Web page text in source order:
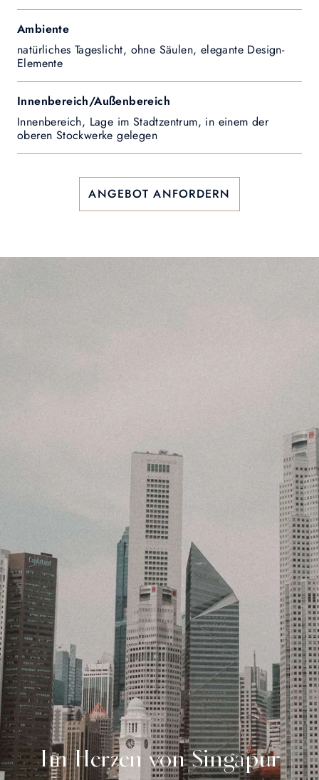
Ambiente
natürliches Tageslicht, ohne Säulen, elegante Design-
Elemente
Innenbereich/Außenbereich
Innenbereich, Lage im Stadtzentrum, in einem der
oberen Stockwerke gelegen
ANGEBOT ANFORDERN
Im Herzen von Singapur